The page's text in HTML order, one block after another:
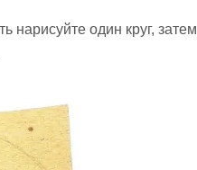
нарисуйте один круг, затем